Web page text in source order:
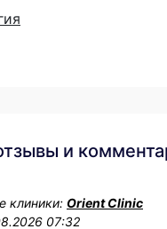
и
клиники: Orient Clinic
07:32